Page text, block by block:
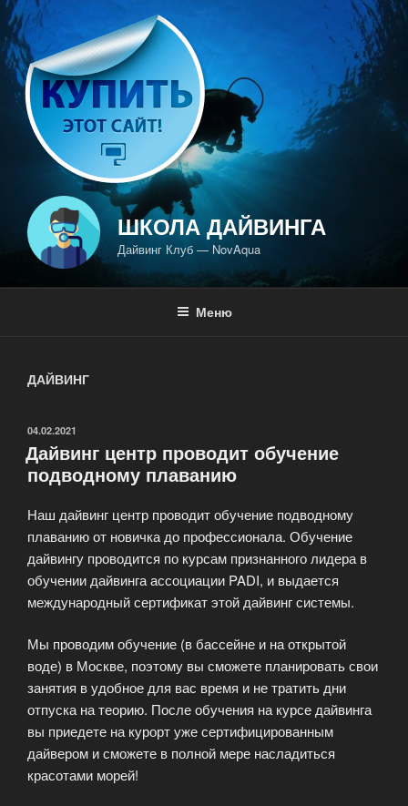
Перейти
к
содержимому
ШКОЛА ДАЙВИНГА
Дайвинг Клуб — NovAqua
Меню
ДАЙВИНГ
ОПУБЛИКОВАНО
04.02.2021
Дайвинг центр проводит обучение
подводному плаванию
Наш дайвинг центр проводит обучение подводному
плаванию от новичка до профессионала. Обучение
дайвингу проводится по курсам признанного лидера в
обучении дайвинга ассоциации PADI, и выдается
международный сертификат этой дайвинг системы.
Мы проводим обучение (в бассейне и на открытой
воде) в Москве, поэтому вы сможете планировать свои
занятия в удобное для вас время и не тратить дни
отпуска на теорию. После обучения на курсе дайвинга
вы приедете на курорт уже сертифицированным
дайвером и сможете в полной мере насладиться
красотами морей!